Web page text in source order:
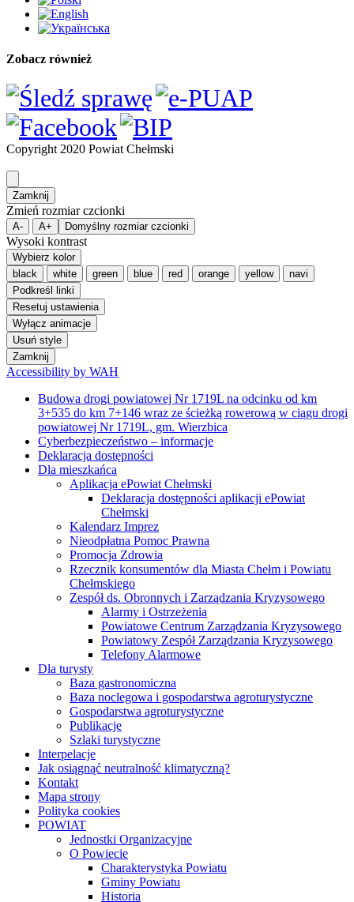
Zobacz również
Copyright 2020 Powiat Chełmski
Zamknij
Zmień rozmiar czcionki
A- A+ Domyślny rozmiar czcionki
Wysoki kontrast
Wybierz kolor
black
white green blue red orange yellow
navi
Podkreśl linki
Resetuj ustawienia
Wyłącz animacje
Usuń style
Zamknij
Accessibility by WAH
Budowa drogi powiatowej Nr 1719L na odcinku od km
3+535 do km 7+146 wraz ze ścieżką rowerową w ciągu drogi
powiatowej Nr 1719L, gm. Wierzbica
Cyberbezpieczeństwo – informacje
Deklaracja dostępności
Dla mieszkańca
Aplikacja ePowiat Chełmski
Deklaracja dostępności aplikacji ePowiat
Chełmski
Kalendarz Imprez
Nieodpłatna Pomoc Prawna
Promocja Zdrowia
Rzecznik konsumentów dla Miasta Chełm i Powiatu
Chełmskiego
Zespół ds. Obronnych i Zarządzania Kryzysowego
Alarmy i Ostrzeżenia
Powiatowe Centrum Zarządzania Kryzysowego
Powiatowy Zespół Zarządzania Kryzysowego
Telefony Alarmowe
Dla turysty
Baza gastronomiczna
Baza noclegowa i gospodarstwa agroturystyczne
Gospodarstwa agroturystyczne
Publikacje
Szlaki turystyczne
Interpelacje
Jak osiągnąć neutralność klimatyczną?
Kontakt
Mapa strony
Polityka cookies
POWIAT
Jednostki Organizacyjne
O Powiecie
Charakterystyka Powiatu
Gminy Powiatu
Historia